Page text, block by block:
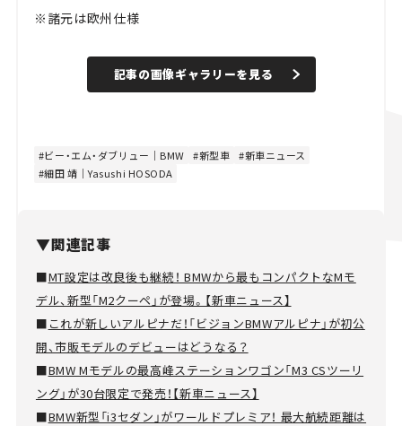
※諸元は欧州仕様
記事の画像ギャラリーを見る
ビー・エム・ダブリュー｜BMW 新型車
新車ニュース
細田 靖｜Yasushi HOSODA
▼関連記事
■MT設定は改良後も継続！ BMWから最もコンパクトなMモ
デル、新型「M2クーペ」が登場。【新車ニュース】
■ これが新しいアルピナだ！「ビジョンBMWアルピナ」が初公
開、市販モデルのデビューはどうなる？
■BMW Mモデルの最高峰ステーションワゴン「M3 CSツーリ
ング」が30台限定で発売！【新車ニュース】
■BMW新型「i3セダン」がワールドプレミア！ 最大航続距離は